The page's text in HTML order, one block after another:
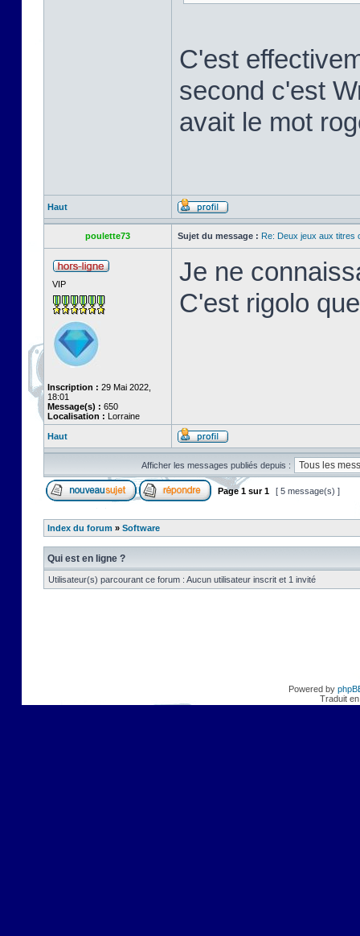
C'est
second c'est
avait le mot
Haut
poulette73 Sujet du message : Re: Deux jeux aux titres
VIP
Inscription : 29 Mai 2022,
18:01
Message(s) : 650
Localisation : Lorraine
Je ne
C'est rigolo
Haut
Afficher les messages publiés depuis :
Page1 sur1 [ 5 message(s) ]
Index du forum » Software
Qui est en ligne ?
Utilisateur(s) parcourant ce forum : Aucun utilisateur inscrit et 1 invité
Powered by
Traduit